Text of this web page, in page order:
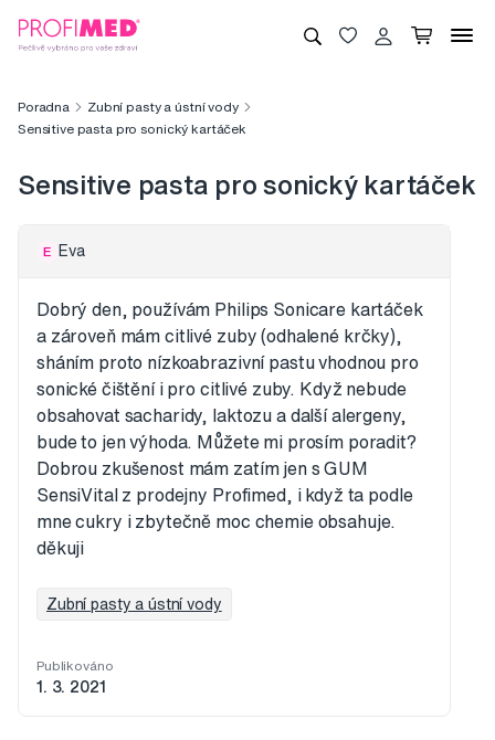
Poradna
Zubní pasty a ústní vody
Sensitive pasta pro sonický kartáček
Sensitive pasta pro sonický kartáček
E Eva
Dobrý den, používám Philips Sonicare kartáček
a zároveň mám citlivé zuby (odhalené krčky),
sháním proto nízkoabrazivní pastu vhodnou pro
sonické čištění i pro citlivé zuby. Když nebude
obsahovat sacharidy, laktozu a další alergeny,
bude to jen výhoda. Můžete mi prosím poradit?
Dobrou zkušenost mám zatím jen s GUM
SensiVital z prodejny Profimed, i když ta podle
mne cukry i zbytečně moc chemie obsahuje.
děkuji
Zubní pasty a ústní vody
Publikováno
1. 3. 2021